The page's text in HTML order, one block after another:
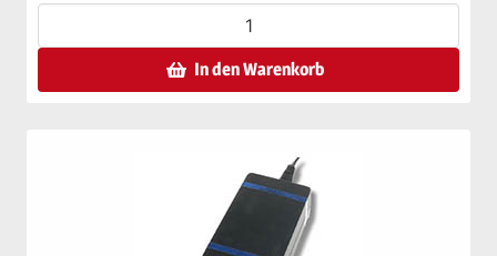
In den Warenkorb